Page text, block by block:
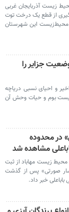
زیست آذربایجان غربی
از قطع یک درخت توت
محیط‌زیست این شهرستان
جزایر را
و احیای نسبی دریاچه
بوم و حیات وحش آن
در محدوده
مشاهده شد
زیست مهاباد از ثبت
صورتی» پس از گذشت
خبر داد.